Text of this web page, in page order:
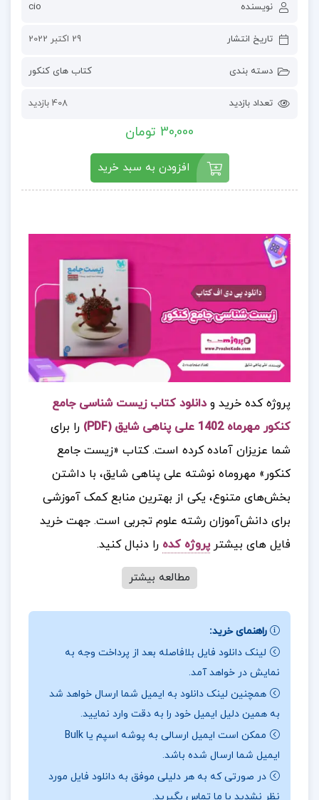
نویسنده cio
تاریخ انتشار 29 اکتبر 2022
دسته بندی کتاب های کنکور
تعداد بازدید 408 بازدید
30,000 تومان
افزودن به سبد خرید
پروژه کده خرید و دانلود کتاب زیست شناسی جامع
کنکور مهرماه 1402 علی پناهی شایق (PDF)
را برای
شما عزیزان آماده کرده است. کتاب «زیست جامع
کنکور» مهروماه نوشته علی پناهی شایق، با داشتن
بخش‌های متنوع، یکی از بهترین منابع کمک آموزشی
برای دانش‌آموزان رشته علوم تجربی است. جهت خرید
فایل های بیشترپروژه کده را دنبال کنید.
درباره نویسنده کتاب زیست شناسی جامع کنکور
مهرماه 1402 علی پناهی شایق
مهروماه» یکی از منابع کمک آموزشی باکیفیت برای
دانش‌آموزان تجربی است. این کتاب شامل درسنامه‌های
جامع، تست‌های متنوع و پاسخ‌های تشریحی است که
می‌تواند به دانش‌آموزان در درک بهتر مفاهیم
زیست‌شناسی کمک کند. انتشارات مهروماه با داشتن
تجربه در چاپ کتاب‌های آموزشی معتبر، این کتاب را
مطالعه بیشتر
راهنمای خرید:
لینک دانلود فایل بلافاصله بعد از پرداخت وجه به
نمایش در خواهد آمد.
همچنین لینک دانلود به ایمیل شما ارسال خواهد شد
به همین دلیل ایمیل خود را به دقت وارد نمایید.
ممکن است ایمیل ارسالی به پوشه اسپم یا Bulk
ایمیل شما ارسال شده باشد.
در صورتی که به هر دلیلی موفق به دانلود فایل مورد
نظر نشدید با ما تماس بگیرید.